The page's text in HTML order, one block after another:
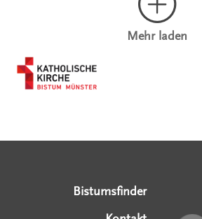
Mehr laden
Bistumsfinder